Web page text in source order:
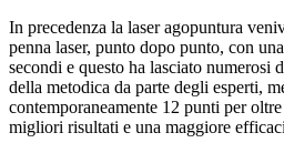
In precedenza la laser agopuntura
penna laser, punto dopo punto, con
secondi e questo ha lasciato numerosi
della metodica da parte degli esperti,
contemporaneamente 12 punti per
migliori risultati e una maggiore